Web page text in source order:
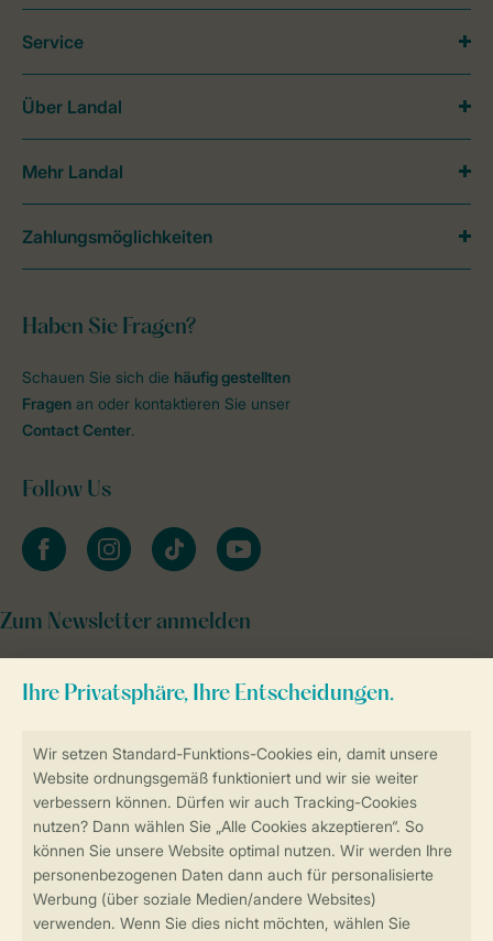
Sicher und schnell zur Online-Buchung
Sichere Datenübertragung
Sicheres Bezahlen
Haben Sie Fragen?
Schauen Sie sich die häufig gestellten
Fragen an oder kontaktieren Sie unser
Contact Center.
Follow Us
facebookinstagramtiktok youtube
Zum Newsletter anmelden
Service
Über Landal
Mehr Landal
Zahlungsmöglichkeiten